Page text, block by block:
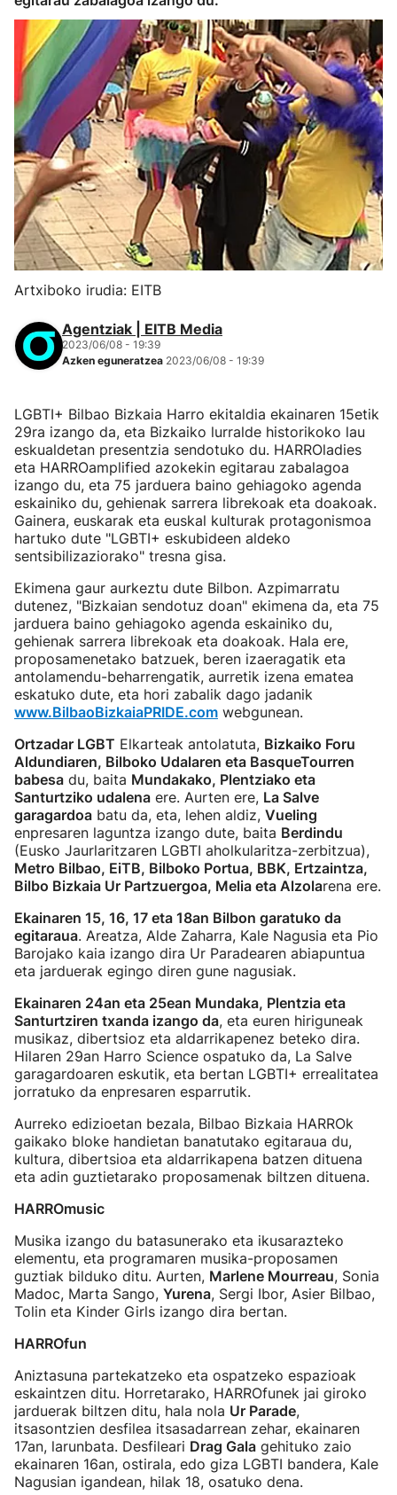
Artxiboko irudia: EITB
Agentziak | EITB Media
2023/06/08 - 19:39
Azken eguneratzea 2023/06/08 - 19:39
LGBTI+ Bilbao Bizkaia Harro ekitaldia ekainaren 15etik
29ra izango da, eta Bizkaiko lurralde historikoko lau
eskualdetan presentzia sendotuko du. HARROladies
eta HARROamplified azokekin egitarau zabalagoa
izango du, eta 75 jarduera baino gehiagoko agenda
eskainiko du, gehienak sarrera librekoak eta doakoak.
Gainera, euskarak eta euskal kulturak protagonismoa
hartuko dute "LGBTI+ eskubideen aldeko
sentsibilizaziorako" tresna gisa.
Ekimena gaur aurkeztu dute Bilbon. Azpimarratu
dutenez, "Bizkaian sendotuz doan" ekimena da, eta 75
jarduera baino gehiagoko agenda eskainiko du,
gehienak sarrera librekoak eta doakoak. Hala ere,
proposamenetako batzuek, beren izaeragatik eta
antolamendu-beharrengatik, aurretik izena ematea
eskatuko dute, eta hori zabalik dago jadanik
www.BilbaoBizkaiaPRIDE.com webgunean.
Ortzadar LGBT Elkarteak antolatuta, Bizkaiko Foru
Aldundiaren, Bilboko Udalaren eta BasqueTourren
babesa du, baita Mundakako, Plentziako eta
Santurtziko udalena ere. Aurten ere, La Salve
garagardoa batu da, eta, lehen aldiz, Vueling
enpresaren laguntza izango dute, baita Berdindu
(Eusko Jaurlaritzaren LGBTI aholkularitza-zerbitzua),
Metro Bilbao, EiTB, Bilboko Portua, BBK, Ertzaintza,
Bilbo Bizkaia Ur Partzuergoa, Melia eta Alzolarena ere.
Ekainaren 15, 16, 17 eta 18an Bilbon garatuko da
egitaraua. Areatza, Alde Zaharra, Kale Nagusia eta Pio
Barojako kaia izango dira Ur Paradearen abiapuntua
eta jarduerak egingo diren gune nagusiak.
Ekainaren 24an eta 25ean Mundaka, Plentzia eta
Santurtziren txanda izango da, eta euren hiriguneak
musikaz, dibertsioz eta aldarrikapenez beteko dira.
Hilaren 29an Harro Science ospatuko da, La Salve
garagardoaren eskutik, eta bertan LGBTI+ errealitatea
jorratuko da enpresaren esparrutik.
Aurreko edizioetan bezala, Bilbao Bizkaia HARROk
gaikako bloke handietan banatutako egitaraua du,
kultura, dibertsioa eta aldarrikapena batzen dituena
eta adin guztietarako proposamenak biltzen dituena.
HARROmusic
Musika izango du batasunerako eta ikusarazteko
elementu, eta programaren musika-proposamen
guztiak bilduko ditu. Aurten, Marlene Mourreau, Sonia
Madoc, Marta Sango, Yurena, Sergi Ibor, Asier Bilbao,
Tolin eta Kinder Girls izango dira bertan.
HARROfun
Aniztasuna partekatzeko eta ospatzeko espazioak
eskaintzen ditu. Horretarako, HARROfunek jai giroko
jarduerak biltzen ditu, hala nola Ur Parade,
itsasontzien desfilea itsasadarrean zehar, ekainaren
17an, larunbata. Desfileari Drag Gala gehituko zaio
ekainaren 16an, ostirala, edo giza LGBTI bandera, Kale
Nagusian igandean, hilak 18, osatuko dena.